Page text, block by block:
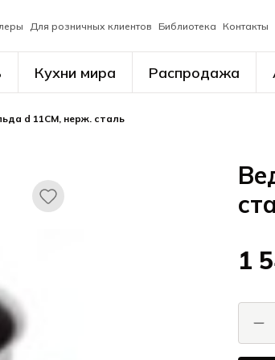
Для розничных клиентов Библиотека Контакты
Кухни мира Распродажа
d 11CM, нерж. сталь
1